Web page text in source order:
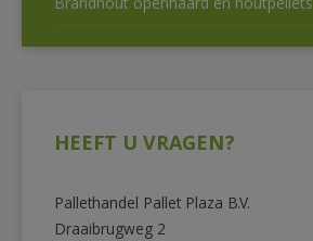
HEEFT U VRAGEN?
Pallethandel Pallet Plaza B.V.
Draaibrugweg 2